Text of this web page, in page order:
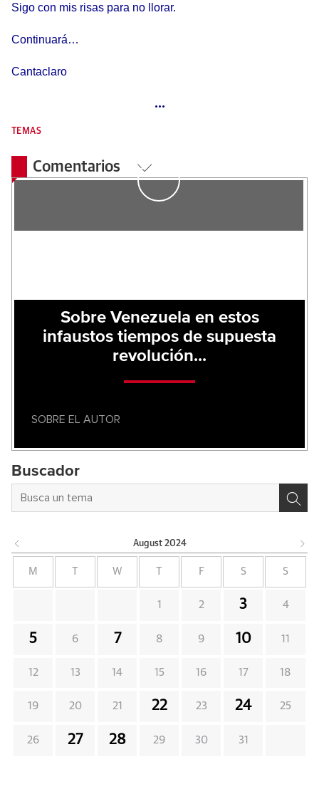
Sigo con mis risas para no llorar.
Continuará…
Cantaclaro
…
TEMAS
Comentarios
Sobre Venezuela en estos
infaustos tiempos de supuesta
revolución...
SOBRE EL AUTOR
Buscador
August 2024
M W F S S
1 2 3 4
5 6 7 8 9 10 11
12 13 14 15 16 17 18
19 20 21 22 23 24 25
26 27 28 29 30 31